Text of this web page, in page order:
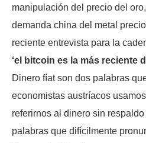
manipulación del precio del
demanda china del metal
reciente entrevista para la
‘el bitcoin es la más reciente
Dinero fíat son dos palabras
economistas austríacos
referirnos al dinero sin
palabras que difícilmente